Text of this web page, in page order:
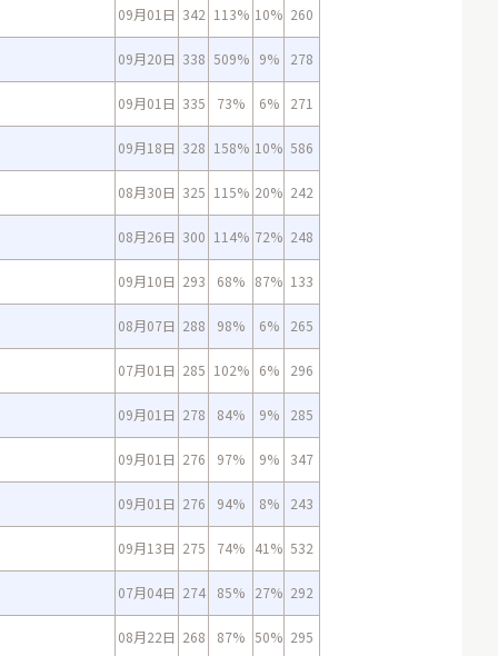
09月01日 342 113% 10% 260
09月20日 338 509% 9% 278
09月01日 335 73% 6% 271
09月18日 328 158% 10% 586
08月30日 325 115% 20% 242
08月26日 300 114% 72% 248
09月10日 293 68% 87% 133
08月07日 288 98% 6% 265
07月01日 285 102% 6% 296
09月01日 278 84% 9% 285
09月01日 276 97% 9% 347
09月01日 276 94% 8% 243
09月13日 275 74% 41% 532
07月04日 274 85% 27% 292
08月22日 268 87% 50% 295